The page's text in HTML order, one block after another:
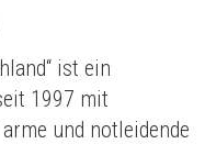
ist ein
1997 mit
und notleidende